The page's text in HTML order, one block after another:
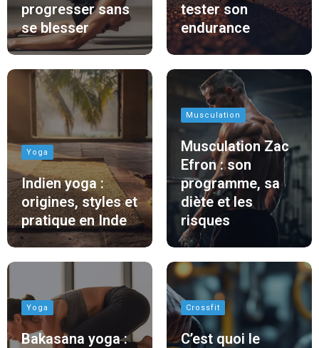
progresser sans
se blesser
tester son
endurance
Yoga
Indien yoga :
origines, styles et
pratique en Inde
Musculation
Musculation Zac
Efron : son
programme, sa
diète et les
risques
Yoga
Bakasana yoga :
Crossfit
C’est quoi le